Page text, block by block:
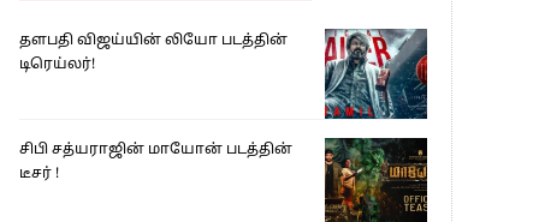
தளபதி விஜய்யின் லியோ படத்தின்
டிரெய்லர்!
சிபி சத்யராஜின் மாயோன் படத்தின்
டீசர் !